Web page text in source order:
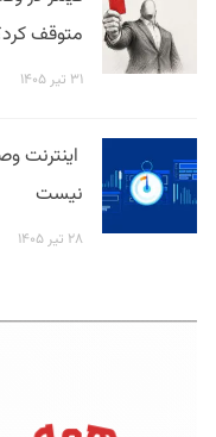
متوقف
۳۱ تیر ۱۴۰۵
اینترنت
نیست
۲۸ تیر ۱۴۰۵